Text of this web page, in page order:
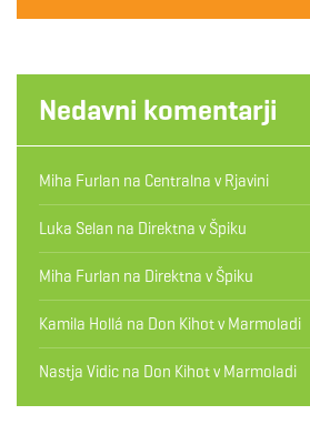
Nedavni komentarji
Miha Furlan na Centralna v Rjavini
Luka Selan na Direktna v Špiku
Miha Furlan na Direktna v Špiku
Kamila Hollá na Don Kihot v Marmoladi
Nastja Vidic na Don Kihot v Marmoladi